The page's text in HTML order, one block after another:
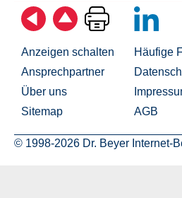
Anzeigen schalten
Ansprechpartner
Über uns
Sitemap
Häufige
AGB
© 1998-2026 Dr. Beyer Internet-